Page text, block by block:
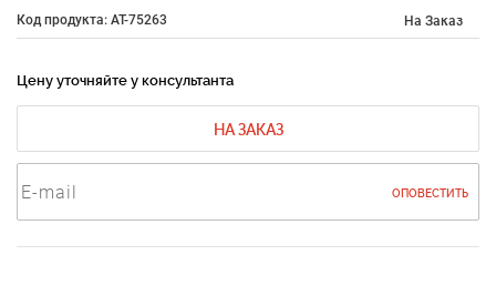
Код продукта: AT-75263 На Заказ
Цену уточняйте у консультанта
НА ЗАКАЗ
ОПОВЕСТИТЬ